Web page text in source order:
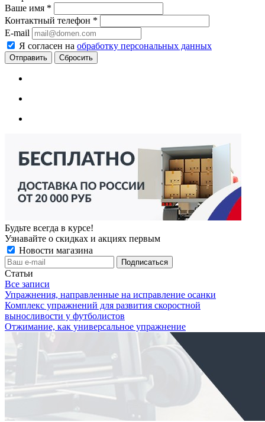
Ваше имя *
Контактный телефон *
E-mail
Я согласен на обработку персональных данных
Сбросить
Будьте всегда в курсе!
Узнавайте о скидках и акциях первым
Новости магазина
Статьи
Все записи
Упражнения, направленные на исправление осанки
Комплекс упражнений для развития скоростной
выносливости у футболистов
Отжимание, как универсальное упражнение